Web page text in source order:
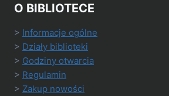
O BIBLIOTECE
> Informacje ogólne
> Działy biblioteki
> Godziny otwarcia
> Regulamin
> Zakup nowości